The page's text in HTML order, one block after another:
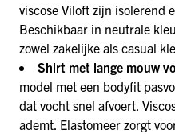
viscose Viloft zijn isolerend
Beschikbaar in neutrale
zowel zakelijke als casual
Shirt met lange mouw
model met een bodyfit
dat vocht snel afvoert.
ademt. Elastomeer zorgt